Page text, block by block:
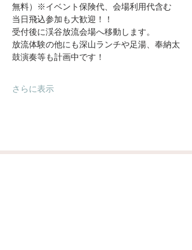
無料）※イベント保険代、会場利用代含む
当日飛込参加も大歓迎！！
受付後に渓谷放流会場へ移動します。
放流体験の他にも深山ランチや足湯、奉納太
鼓演奏等も計画中です！
さらに表示